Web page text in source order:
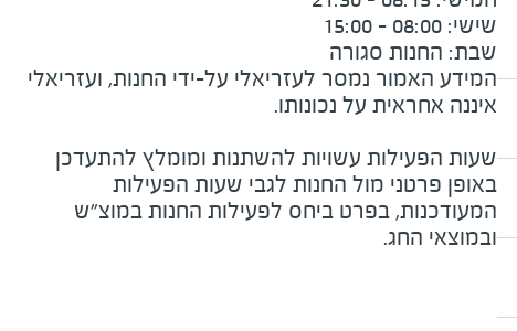
שבת: החנות סגורה
המידע האמור נמסר לעזריאלי על-ידי החנות, ועזריאלי
שעות הפעילות עשויות להשתנות ומומלץ להתעדכן
באופן פרטני מול החנות לגבי שעות הפעילות
המעודכנות, בפרט ביחס לפעילות החנות במוצ"ש
ובמוצאי החג.